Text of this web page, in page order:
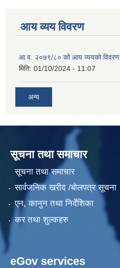
आय व्यय विवरण
आ.व. २०७९/८० को आय व्ययको विवरण
मिति: 01/10/2024 - 11:07
अन्य
सूचना तथा समाचार
सूचना तथा समाचार
सार्वजनिक खरीद /बोलपत्र सूचना
एन, कानुन तथा निर्देशिका
कर तथा शुल्कहरु
eGov services